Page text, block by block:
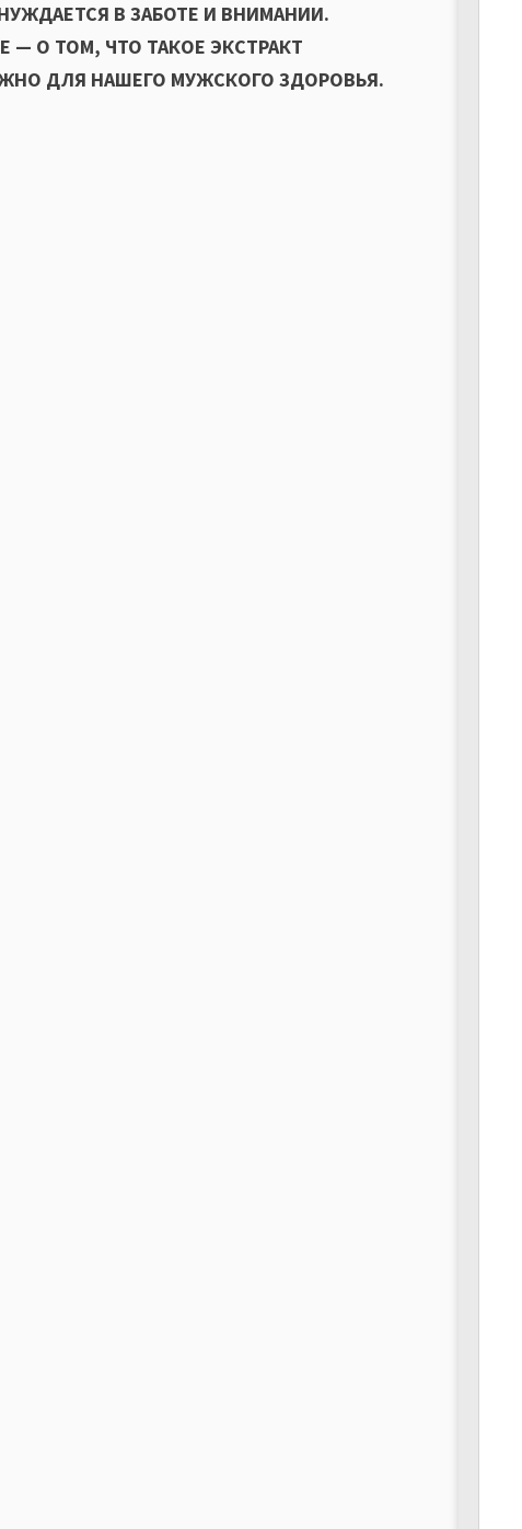
В ЗАБОТЕ И ВНИМАНИИ.
— О ТОМ, ЧТО ТАКОЕ ЭКСТРАКТ
ДЛЯ НАШЕГО МУЖСКОГО ЗДОРОВЬЯ.